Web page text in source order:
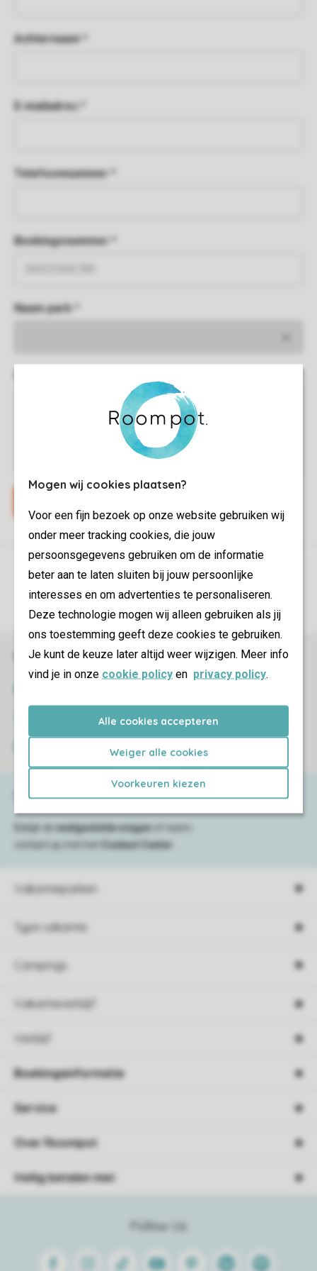
Mogen wij cookies plaatsen?
Voor een fijn bezoek op onze website gebruiken wij
onder meer tracking cookies, die jouw
persoonsgegevens gebruiken om de informatie
beter aan te laten sluiten bij jouw persoonlijke
interesses en om advertenties te personaliseren.
Deze technologie mogen wij alleen gebruiken als jij
ons toestemming geeft deze cookies te gebruiken.
Je kunt de keuze later altijd weer wijzigen. Meer info
vind je in onze cookie policy en privacy policy.
Alle cookies accepteren
Weiger alle cookies
Voorkeuren kiezen
Achternaam *
E-mailadres *
Telefoonnummer *
Boekingsnummer *
Naam park *
Controle over jouw gegevens & privacy
Instellingen wijzigen
Veilig en snel online boeken
Veilige gegevensoverdracht
Veilige betaling
Vakantieparken
Type vakantie
Campings
Vakantieverblijf
Verblijf
Service & contact
Bekijk de veelgestelde vragen
of neem
contact op met het
Contact Center
Follow Us
FacebookInstagram
Tiktok Youtube PinterestLinkedinSpotify
Boekingsinformatie
Service
Over Roompot
Veilig betalen met